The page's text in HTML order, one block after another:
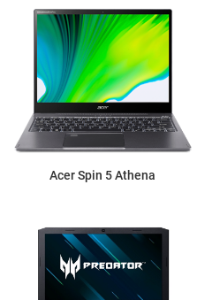
Acer Spin 5 Athena